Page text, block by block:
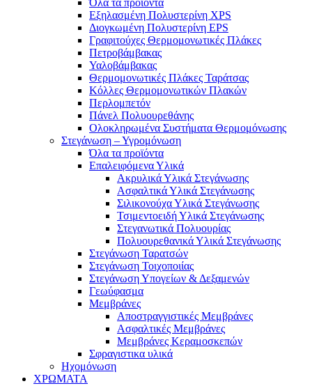
Εξηλασμένη Πολυστερίνη XPS
Διογκωμένη Πολυστερίνη EPS
Γραφιτούχες Θερμομονωτικές Πλάκες
Πετροβάμβακας
Υαλοβάμβακας
Θερμομονωτικές Πλάκες Ταράτσας
Κόλλες Θερμομονωτικών Πλακών
Περλομπετόν
Πάνελ Πολυουρεθάνης
Ολοκληρωμένα Συστήματα Θερμομόνωσης
Στεγάνωση – Υγρομόνωση
Όλα τα προϊόντα
Επαλειφόμενα Υλικά
Ακρυλικά Υλικά Στεγάνωσης
Ασφαλτικά Υλικά Στεγάνωσης
Σιλικονούχα Υλικά Στεγάνωσης
Τσιμεντοειδή Υλικά Στεγάνωσης
Στεγανωτικά Πολυουρίας
Πολυουρεθανικά Υλικά Στεγάνωσης
Στεγάνωση Ταρατσών
Στεγάνωση Τοιχοποιίας
Στεγάνωση Υπογείων & Δεξαμενών
Γεωύφασμα
Μεμβράνες
Αποστραγγιστικές Μεμβράνες
Ασφαλτικές Μεμβράνες
Μεμβράνες Κεραμοσκεπών
Σφραγιστικα υλικά
Ηχομόνωση
ΧΡΩΜΑΤΑ